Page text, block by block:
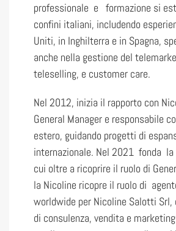
professionale e formazione si
confini italiani, includendo
Uniti, in Inghilterra e in Spagna,
anche nella gestione del
teleselling, e customer care.
Nel 2012, inizia il rapporto con
General Manager e responsabile
estero, guidando progetti di
internazionale. Nel 2021 fonda la
cui oltre a ricoprire il ruolo di
la Nicoline ricopre il ruolo di
worldwide per Nicoline Salotti Srl,
di consulenza, vendita e